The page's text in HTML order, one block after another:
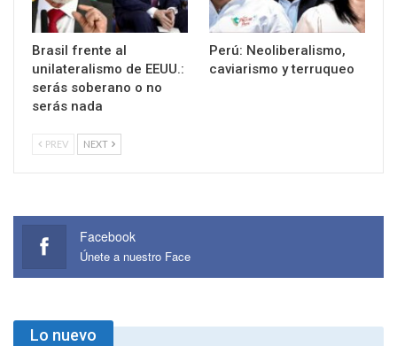
Brasil frente al
unilateralismo de EEUU.:
serás soberano o no
serás nada
Perú: Neoliberalismo,
caviarismo y terruqueo
PREV NEXT
Facebook
Únete a nuestro Face
Lo nuevo